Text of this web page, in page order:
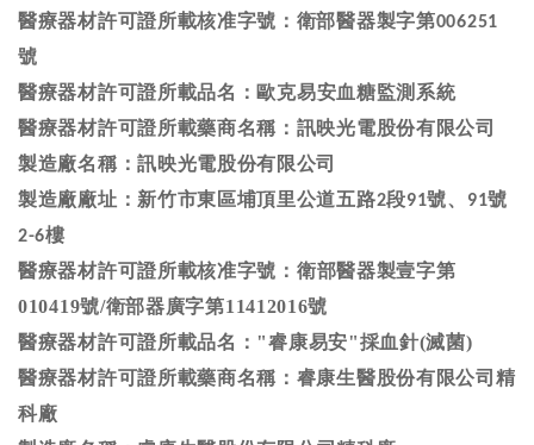
醫療器材許可證所載核准字號：衛部醫器製字第006251
號
醫療器材許可證所載品名： 歐克易安血糖監測系統
醫療器材許可證所載藥商名稱：訊映光電股份有限公司
製造廠名稱：訊映光電股份有限公司
製造廠廠址：新竹市東區埔頂里公道五路2段91號、 91號
2-6樓
醫療器材許可證所載核准字號： 衛部醫器製壹字第
010419號/衛部器廣字第11412016號
醫療器材許可證所載品名："睿康易安"採血針(滅菌)
醫療器材許可證所載藥商名稱：睿康生醫股份有限公司精
科廠